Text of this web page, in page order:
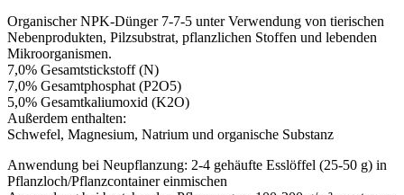
Organischer NPK-Dünger 7-7-5 unter Verwendung von tierischen
Nebenprodukten, Pilzsubstrat, pflanzlichen Stoffen und lebenden
Mikroorganismen.
7,0% Gesamtstickstoff (N)
7,0% Gesamtphosphat (P2O5)
5,0% Gesamtkaliumoxid (K2O)
Außerdem enthalten:
Schwefel, Magnesium, Natrium und organische Substanz
Anwendung bei Neupflanzung: 2-4 gehäufte Esslöffel (25-50 g) in
Pflanzloch/Pflanzcontainer einmischen